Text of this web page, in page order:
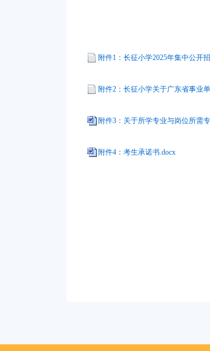
附件1：长征小学2025年集中公开
附件2：长征小学关于广东省事业
附件3：关于所学专业与岗位所需
附件4：考生承诺书.docx